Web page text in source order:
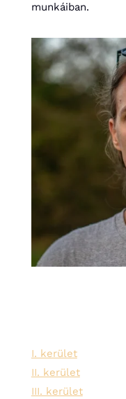
munkáiban.
I. kerület
II. kerület
III. kerület